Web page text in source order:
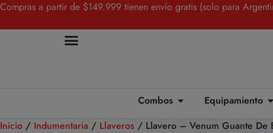
Compras a partir de $149.999 tienen envío gratis (solo para
Combos Equipamiento
Inicio / Indumentaria / Llaveros / Llavero – Venum Guante De